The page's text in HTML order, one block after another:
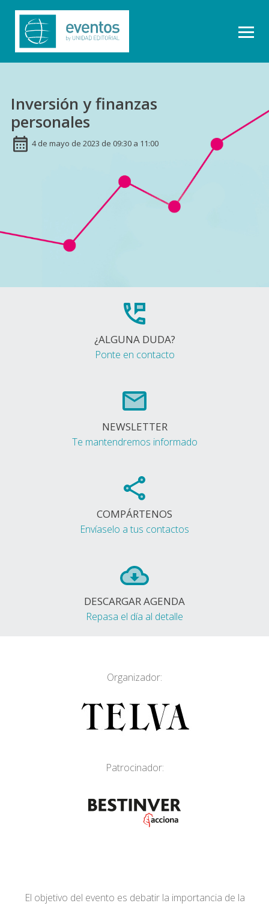
Inversión y finanzas
personales
4 de mayo de 2023 de 09:30 a 11:00
¿ALGUNA DUDA?
Ponte en contacto
NEWSLETTER
Te mantendremos informado
COMPÁRTENOS
Envíaselo a tus contactos
DESCARGAR AGENDA
Repasa el día al detalle
Organizador:
Patrocinador:
El objetivo del evento es debatir la importancia de la